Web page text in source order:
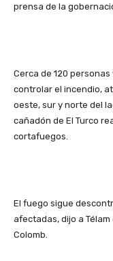
prensa de la
Cerca de 120
controlar el incendio,
oeste, sur y norte del
cañadón de El Turco
cortafuegos.
El fuego sigue
afectadas, dijo a
Colomb.